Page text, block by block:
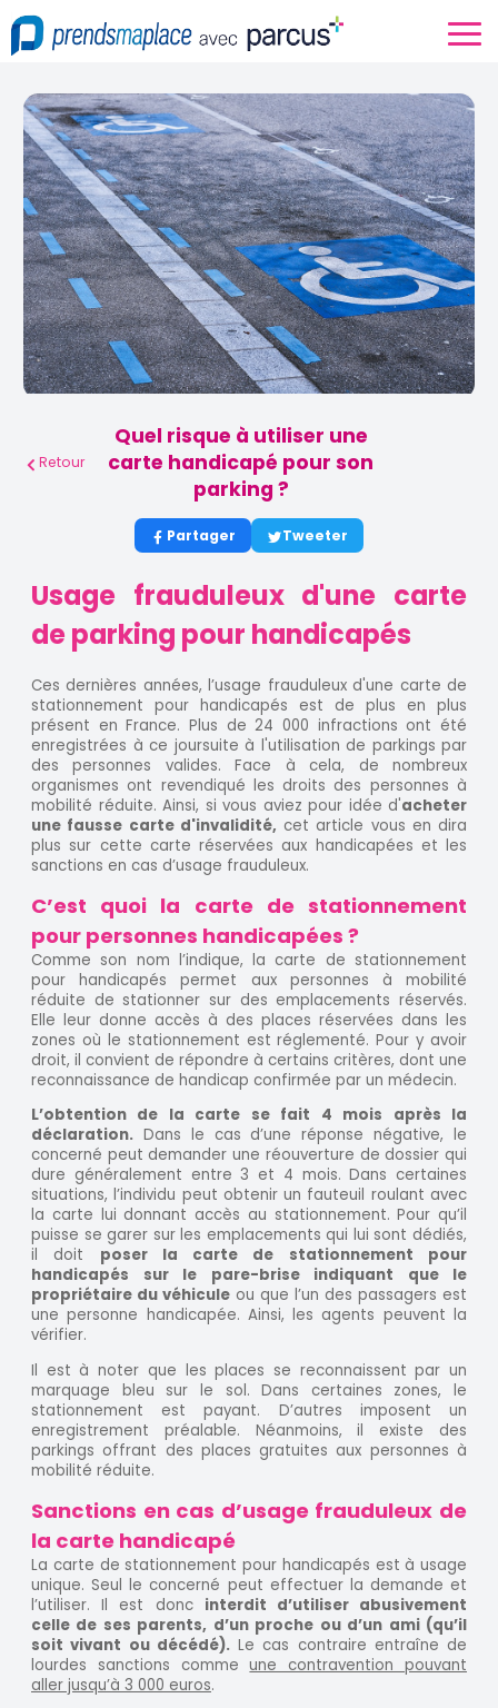
Retour
Quel risque à utiliser une
carte handicapé pour son
parking ?
Partager Tweeter
Usage frauduleux d'une carte
de parking pour handicapés
Ces dernières années, l’usage frauduleux d'une carte de
stationnement pour handicapés est de plus en plus
présent en France. Plus de 24 000 infractions ont été
enregistrées à ce joursuite à l'utilisation de parkings par
des personnes valides. Face à cela, de nombreux
organismes ont revendiqué les droits des personnes à
mobilité réduite. Ainsi, si vous aviez pour idée d'acheter
une fausse carte d'invalidité, cet article vous en dira
plus sur cette carte réservées aux handicapées et les
sanctions en cas d’usage frauduleux.
C’est quoi la carte de stationnement
pour personnes handicapées ?
Comme son nom l’indique, la carte de stationnement
pour handicapés permet aux personnes à mobilité
réduite de stationner sur des emplacements réservés.
Elle leur donne accès à des places réservées dans les
zones où le stationnement est réglementé. Pour y avoir
droit, il convient de répondre à certains critères, dont une
reconnaissance de handicap confirmée par un médecin.
L’obtention de la carte se fait 4 mois après la
déclaration. Dans le cas d’une réponse négative, le
concerné peut demander une réouverture de dossier qui
dure généralement entre 3 et 4 mois. Dans certaines
situations, l’individu peut obtenir un fauteuil roulant avec
la carte lui donnant accès au stationnement. Pour qu’il
puisse se garer sur les emplacements qui lui sont dédiés,
il doit poser la carte de stationnement pour
handicapés sur le pare-brise indiquant que le
propriétaire du véhicule ou que l’un des passagers est
une personne handicapée. Ainsi, les agents peuvent la
vérifier.
Il est à noter que les places se reconnaissent par un
marquage bleu sur le sol. Dans certaines zones, le
stationnement est payant. D’autres imposent un
enregistrement préalable. Néanmoins, il existe des
parkings offrant des places gratuites aux personnes à
mobilité réduite.
Sanctions en cas d’usage frauduleux de
la carte handicapé
La carte de stationnement pour handicapés est à usage
unique. Seul le concerné peut effectuer la demande et
l’utiliser. Il est donc interdit d’utiliser abusivement
celle de ses parents, d’un proche ou d’un ami (qu’il
soit vivant ou décédé). Le cas contraire entraîne de
lourdes sanctions commeune contravention pouvant
aller jusqu’à 3 000 euros.